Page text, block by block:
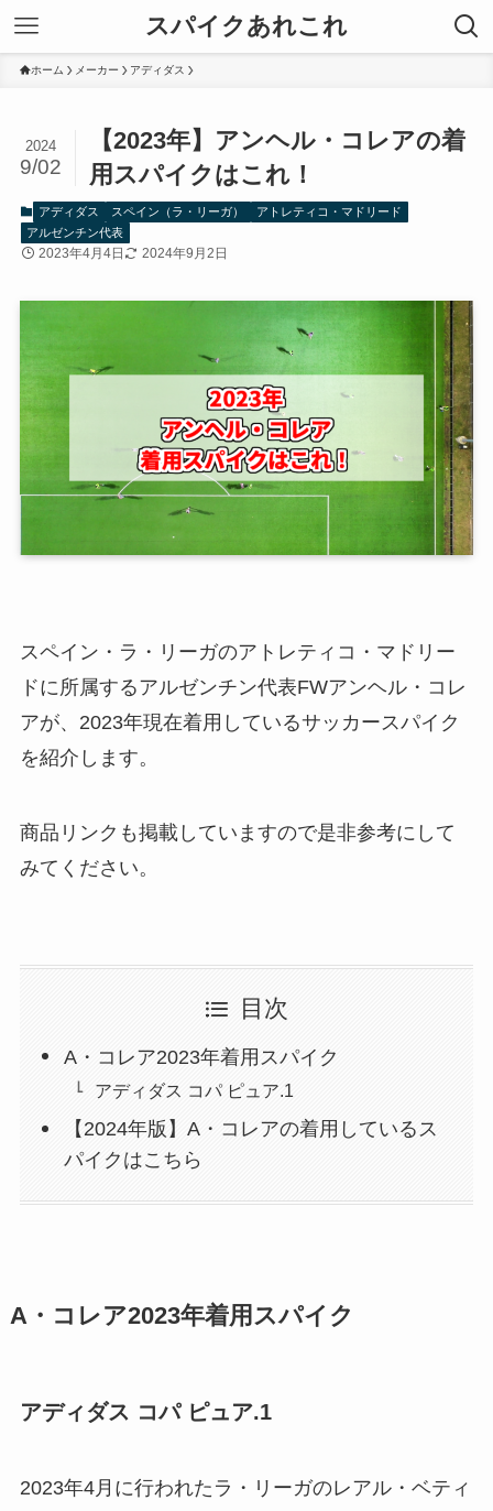
スパイクあれこれ
ホーム メーカー アディダス
【2023年】アンヘル・コレアの着
用スパイクはこれ！
2024
9/02
アディダス スペイン（ラ・リーガ）
アトレティコ・マドリード
アルゼンチン代表
2023年4月4日 2024年9月2日
スペイン・ラ・リーガのアトレティコ・マドリー
ドに所属するアルゼンチン代表FWアンヘル・コレ
アが、2023年現在着用しているサッカースパイク
を紹介します。
商品リンクも掲載していますので是非参考にして
みてください。
目次
A・コレア2023年着用スパイク
アディダス コパ ピュア.1
【2024年版】A・コレアの着用しているス
パイクはこちら
A・コレア2023年着用スパイク
アディダス コパ ピュア.1
2023年4月に行われたラ・リーガのレアル・ベティ